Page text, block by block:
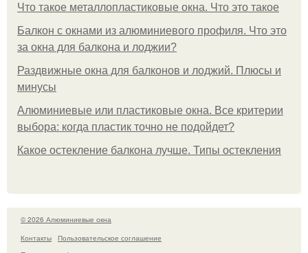
Что такое металлопластиковые окна. Что это такое
Балкон с окнами из алюминиевого профиля. Что это
за окна для балкона и лоджии?
Раздвижные окна для балконов и лоджий. Плюсы и
минусы
Алюминиевые или пластиковые окна. Все критерии
выбора: когда пластик точно не подойдет?
Какое остекление балкона лучше. Типы остекления
© 2026 Алюминиевые окна
Контакты
Пользовательское соглашение